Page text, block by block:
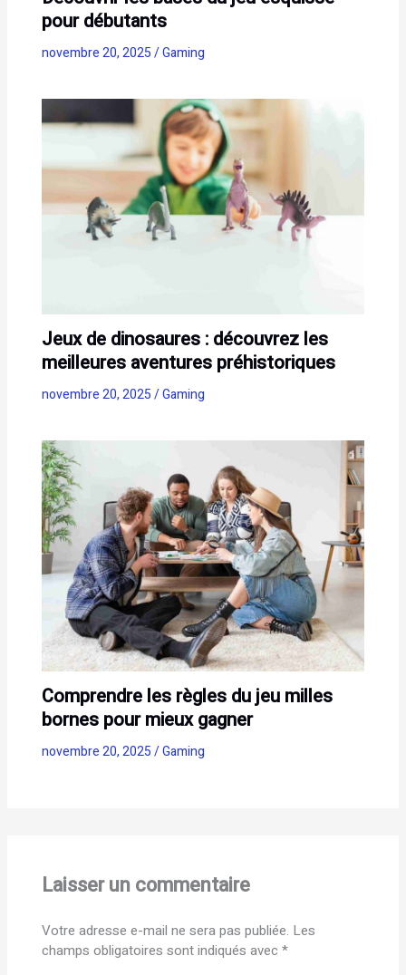
pour débutants
novembre 20, 2025/Gaming
Jeux de dinosaures : découvrez les
meilleures aventures préhistoriques
novembre 20, 2025/Gaming
Comprendre les règles du jeu milles
bornes pour mieux gagner
novembre 20, 2025/Gaming
Laisser un commentaire
Votre adresse e-mail ne sera pas publiée. Les
champs obligatoires sont indiqués avec *